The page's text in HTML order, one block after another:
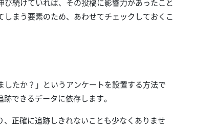
続けていれば、その投稿に影響力があったこと
まう要素のため、あわせてチェックしておくこ
たか？」というアンケートを設置する方法で
できるデータに依存します。
正確に追跡しきれないことも少なくありませ